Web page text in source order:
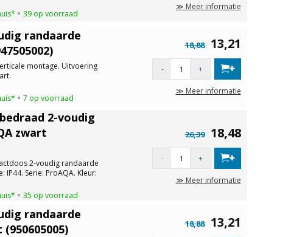
39 op voorraad
≫ Meer informatie
randaarde
montage. Uitvoering
7 op voorraad
18,88 13,21
- +
≫ Meer informatie
2-voudig
zwart
2-voudig randaarde
Serie: ProAQA. Kleur:
35 op voorraad
26,39 18,48
- +
≫ Meer informatie
randaarde
18,88 13,21